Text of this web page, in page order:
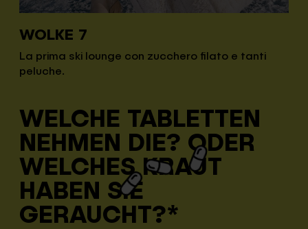
WOLKE 7
La prima ski lounge con zucchero filato e tanti
peluche.
WELCHE TABLETTEN
NEHMEN DIE? ODER
WELCHES KRAUT
HABEN SIE
GERAUCHT?*